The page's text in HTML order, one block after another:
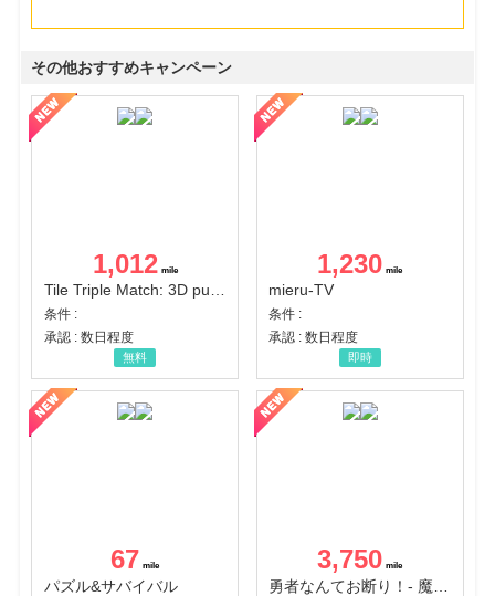
その他おすすめキャンペーン
1,012
Tile Triple Match: 3D puzzle
条件 :
承認 : 数日程度
無料
1,230
mieru-TV
条件 :
承認 : 数日程度
即時
67
パズル&サバイバル
3,750